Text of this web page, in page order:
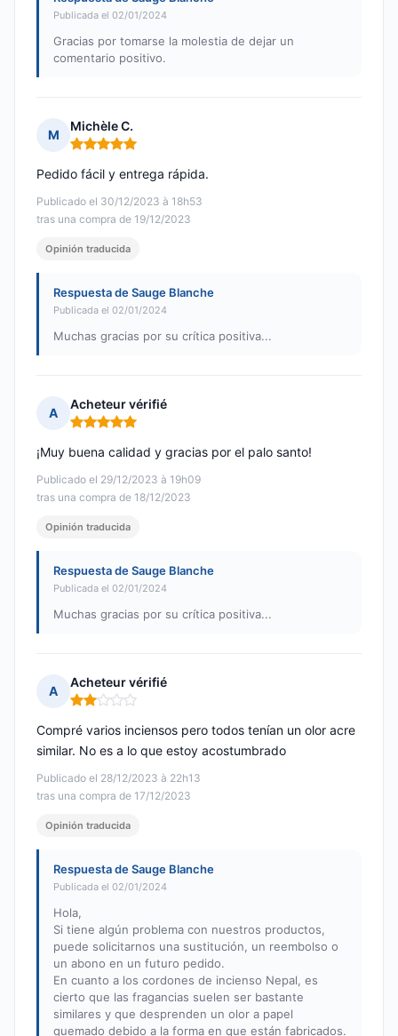
Publicada el 02/01/2024
Gracias por tomarse la molestia de dejar un
comentario positivo.
M
Michèle C.
Nota: 5 de 5
Publicado el 30/12/2023 à 18h53
tras una compra de 19/12/2023
Pedido fácil y entrega rápida.
Opinión traducida
Respuesta de Sauge Blanche
Publicada el 02/01/2024
Muchas gracias por su crítica positiva...
A
Acheteur vérifié
Nota: 5 de 5
Publicado el 29/12/2023 à 19h09
tras una compra de 18/12/2023
¡Muy buena calidad y gracias por el palo santo!
Opinión traducida
Respuesta de Sauge Blanche
Publicada el 02/01/2024
Muchas gracias por su crítica positiva...
A
Acheteur vérifié
Nota: 2 de 5
Publicado el 28/12/2023 à 22h13
tras una compra de 17/12/2023
Compré varios inciensos pero todos tenían un olor acre
similar. No es a lo que estoy acostumbrado
Opinión traducida
Respuesta de Sauge Blanche
Publicada el 02/01/2024
Hola,
Si tiene algún problema con nuestros productos,
puede solicitarnos una sustitución, un reembolso o
un abono en un futuro pedido.
En cuanto a los cordones de incienso Nepal, es
cierto que las fragancias suelen ser bastante
similares y que desprenden un olor a papel
quemado debido a la forma en que están fabricados.